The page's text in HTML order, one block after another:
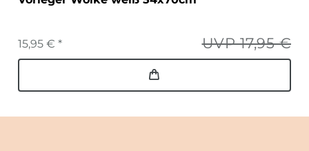
UVP 17,95 €
15,95 € *